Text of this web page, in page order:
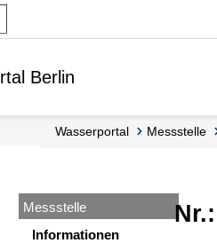
Berlin
Wasserportal Messstelle
Messstelle
Informationen